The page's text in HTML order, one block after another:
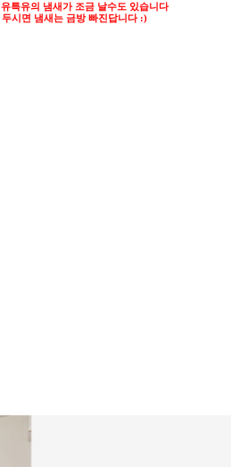
특유의 냄새가 조금 날수도 있습니다
시면 냄새는 금방 빠진답니다 :)